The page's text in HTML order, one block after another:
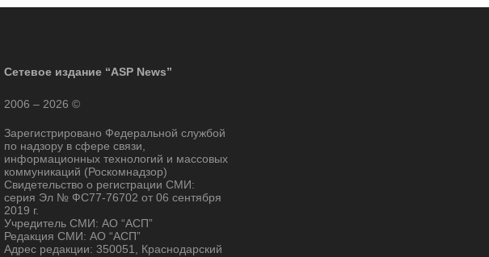
Сетевое издание “ASP News”
2006 – 2026 ©
Зарегистрировано Федеральной службой
по надзору в сфере связи,
информационных технологий и массовых
коммуникаций (Роскомнадзор)
Свидетельство о регистрации СМИ:
серия Эл № ФС77-76702 от 06 сентября
2019 г.
Учредитель СМИ: АО “АСП”
Редакция СМИ: АО “АСП”
Адрес редакции: 350051, Краснодарский